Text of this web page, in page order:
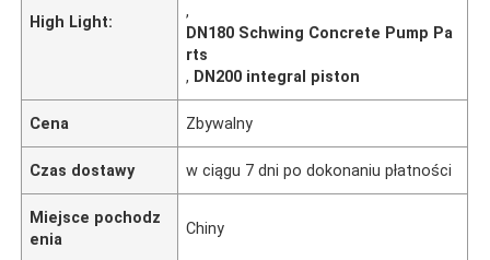
High Light:
,
DN180 Schwing Concrete Pump Pa
rts
, DN200 integral piston
Cena Zbywalny
Czas dostawy w ciągu 7 dni po dokonaniu płatności
Miejsce pochodz
enia
Chiny